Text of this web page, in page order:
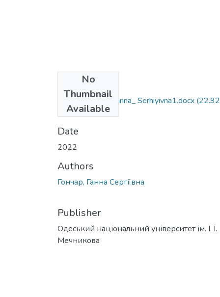
No
Thumbnail
Available
073_Honchar_ Hanna_ Serhiyivna1.docx (22.92
KB)
Date
2022
Authors
Гончар, Ганна Сергіївна
Publisher
Одеський національний університет ім. І. І.
Мечникова